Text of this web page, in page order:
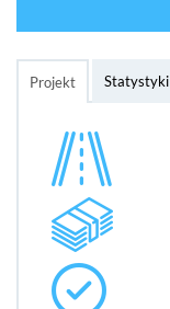
Projekt Statystyki